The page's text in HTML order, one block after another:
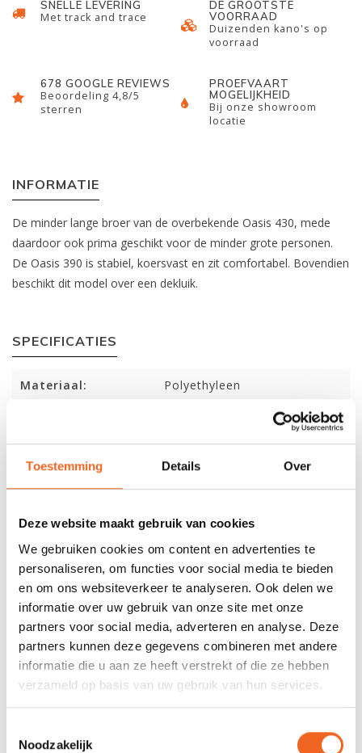
Toestemming Details Over
Deze website maakt gebruik van cookies
We gebruiken cookies om content en advertenties te
personaliseren, om functies voor social media te bieden
en om ons websiteverkeer te analyseren. Ook delen we
informatie over uw gebruik van onze site met onze
partners voor social media, adverteren en analyse. Deze
partners kunnen deze gegevens combineren met andere
informatie die u aan ze heeft verstrekt of die ze hebben
verzameld op basis van uw gebruik van hun services.
Noodzakelijk
SNELLE LEVERING
Met track and trace
DE GROOTSTE
VOORRAAD
Duizenden kano's op
voorraad
678 GOOGLE REVIEWS
Beoordeling 4,8/5
sterren
PROEFVAART
MOGELIJKHEID
Bij onze showroom
locatie
INFORMATIE
De minder lange broer van de overbekende Oasis 430, mede
daardoor ook prima geschikt voor de minder grote personen.
De Oasis 390 is stabiel, koersvast en zit comfortabel. Bovendien
beschikt dit model over een dekluik.
SPECIFICATIES
Materiaal: Polyethyleen
Breedte: 63 cm
Capaciteit: 110 kg
REVIEWS
Nog niet gewaardeerd